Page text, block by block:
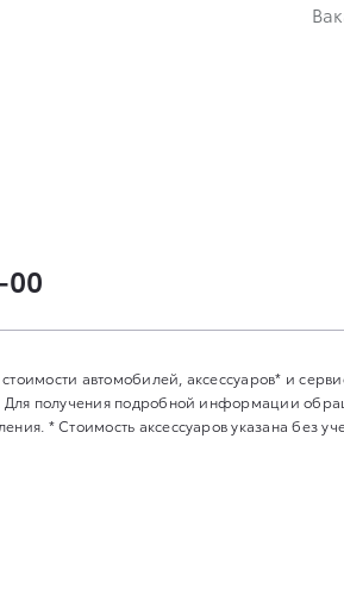
00
автомобилей, аксессуаров* и
получения подробной информации
* Стоимость аксессуаров указана без